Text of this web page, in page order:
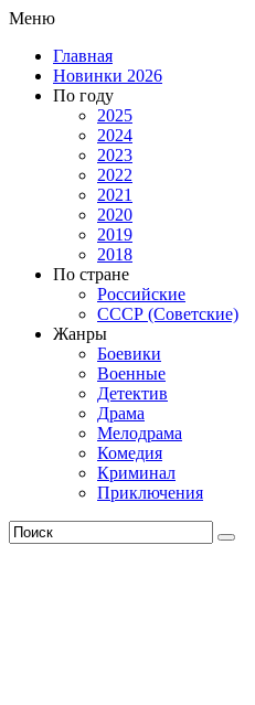
Меню
Главная
Новинки 2026
По году
2025
2024
2023
2022
2021
2020
2019
2018
По стране
Российские
СССР (Советские)
Жанры
Боевики
Военные
Детектив
Драма
Мелодрама
Комедия
Криминал
Приключения